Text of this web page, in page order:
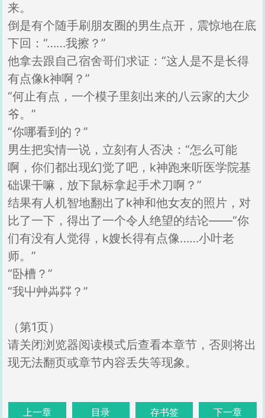
来。
倒是有个随手刷朋友圈的男生点开，震惊地在底
下回：“……我擦？”
他拿去跟自己宿舍哥们求证：“这人是不是长得
有点像k神啊？”
“何止有点，一个模子里刻出来的八云家的大少
爷。”
“你哪看到的？”
男生把实情一说，立刻有人否决：“怎么可能
啊，你们都出现幻觉了吧，k神跑来听医学院基
础课干嘛，放下鼠标拿起手术刀啊？”
结果有人机智地翻出了k神和他女友的照片，对
比了一下，得出了一个令人绝望的结论——“你
们有没有人觉得，k嫂长得有点像……小叶老
师。”
“卧槽？”
“我屮艸芔茻？”
（第1页）
请关闭浏览器阅读模式后查看本章节，否则将出
现无法翻页或章节内容丢失等现象。
上一章 目录 存书签 下一章